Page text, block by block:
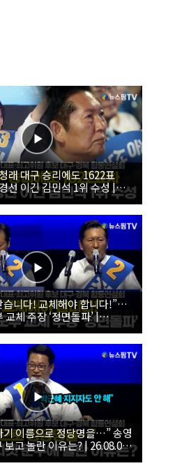
래 대구 승리에도 1622표
선 이긴 김민석 1위 수성 |
민주당 당대표·최고위원 후
동연설회
니다! 교체해야 합니다!”…
체 주장 ‘정면돌파’ |
민주당 당대표·최고위원 후
동연설회
이름으로 정당명을…” 송영
보고 놀란 이유는? | 26.08.09
대표·최고위원 후보 대구·경